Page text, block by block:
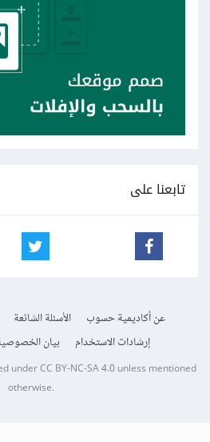
تابعنا على
عن أكاديمية حسوب الأسئلة الشائعة
إرشادات الاستخدام
بيان الخصوصية
underCC BY-NC-SA 4.0unless mentioned
otherwise.